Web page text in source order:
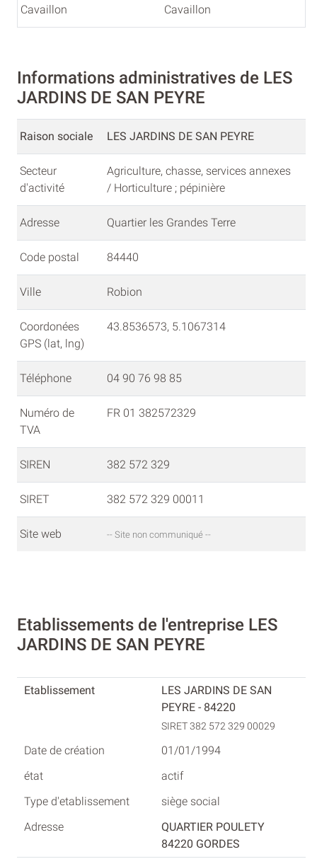
Cavaillon
Cavaillon
Informations administratives de LES
JARDINS DE SAN PEYRE
Raison sociale LES JARDINS DE SAN PEYRE
Secteur
d'activité
Agriculture, chasse, services annexes
/ Horticulture ; pépinière
Adresse Quartier les Grandes Terre
Code postal 84440
Ville Robion
Coordonées
GPS (lat, lng)
43.8536573, 5.1067314
Téléphone 04 90 76 98 85
Numéro de
TVA
FR 01 382572329
SIREN 382 572 329
SIRET 382 572 329 00011
Site web -- Site non communiqué --
Etablissements de l'entreprise LES
JARDINS DE SAN PEYRE
LES JARDINS DE SAN
PEYRE - 84220
SIRET 382 572 329 00029
01/01/1994
actif
siège social
QUARTIER POULETY
84220 GORDES